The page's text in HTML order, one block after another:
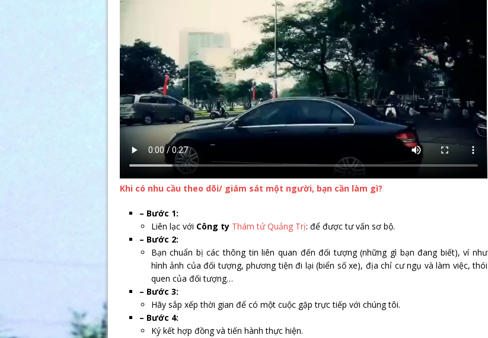
Khi có nhu cầu theo dõi/ giám sát một người, bạn cần làm gì?
– Bước 1:
Liên lạc với Công ty Thám tử Quảng Trị: để được tư vấn sơ bộ.
– Bước 2:
Bạn chuẩn bị các thông tin liên quan đến đối tượng (những gì bạn đang biết), ví như
hình ảnh của đối tượng, phương tiện đi lại (biển số xe), địa chỉ cư ngụ và làm việc, thói
quen của đối tượng…
– Bước 3:
Hãy sắp xếp thời gian để có một cuộc gặp trực tiếp với chúng tôi.
– Bước 4:
Ký kết hợp đồng và tiến hành thực hiện.